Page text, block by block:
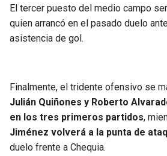
El tercer puesto del medio campo
quien arrancó en el pasado duelo
asistencia de gol.
Finalmente, el tridente ofensivo se
Julián Quiñones y Roberto
en los tres primeros partidos,
Jiménez volverá a la punta de
duelo frente a Chequia.